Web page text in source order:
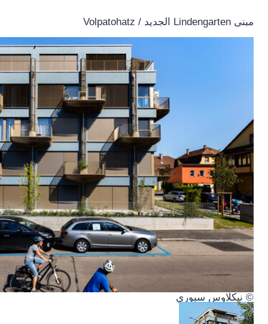
مبنى Lindengarten الجديد / Volpatohatz
© نيكلاوس سبوري